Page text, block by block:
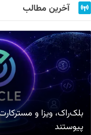
آخرین مطالب
بلک‌راک، ویزا و
پیوستند